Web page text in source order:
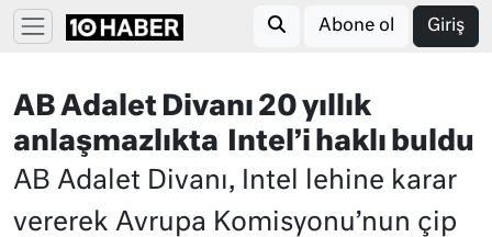
Abone ol Giriş
AB Adalet Divanı 20 yıllık
anlaşmazlıkta Intel’i haklı buldu
AB Adalet Divanı, Intel lehine karar
vererek Avrupa Komisyonu’nun çip